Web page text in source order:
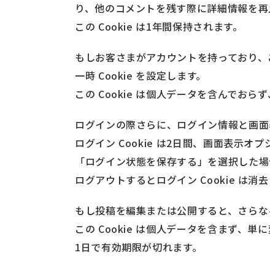
り、他のコメントを残す際に詳細情報を再
この Cookie は1年間保持されます。
もしお客さまがアカウントを持っており
一時 Cookie を設定します。
この Cookie は個人データを含んでおら
ログインの際さらに、ログイン情報と画
ログイン Cookie は2日間、画面表示オプ
「ログイン状態を保存する」を選択した
ログアウトするとログイン Cookie は消去
もし投稿を編集または公開すると、さら
この Cookie は個人データを含まず、単
1日で有効期限が切れます。